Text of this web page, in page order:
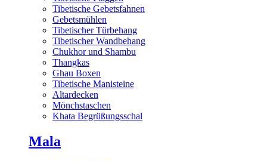
Tibetische Gebetsfahnen
Gebetsmühlen
Tibetischer Türbehang
Tibetischer Wandbehang
Chukhor und Shambu
Thangkas
Ghau Boxen
Tibetische Manisteine
Altardecken
Mönchstaschen
Khata Begrüßungsschal
Mala